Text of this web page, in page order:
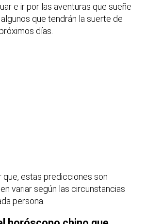
e ir por las aventuras que sueñe
que tendrán la suerte de
días.
que, estas predicciones son
variar según las circunstancias
persona.